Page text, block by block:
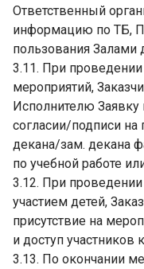
Ответственный
информацию по ТБ,
пользования Залами
3.11. При
мероприятий,
Исполнителю
согласии/подписи
декана/зам. декана
по учебной работе
3.12. При
участием детей,
присутствие на
и доступ участников
3.13. По окончании